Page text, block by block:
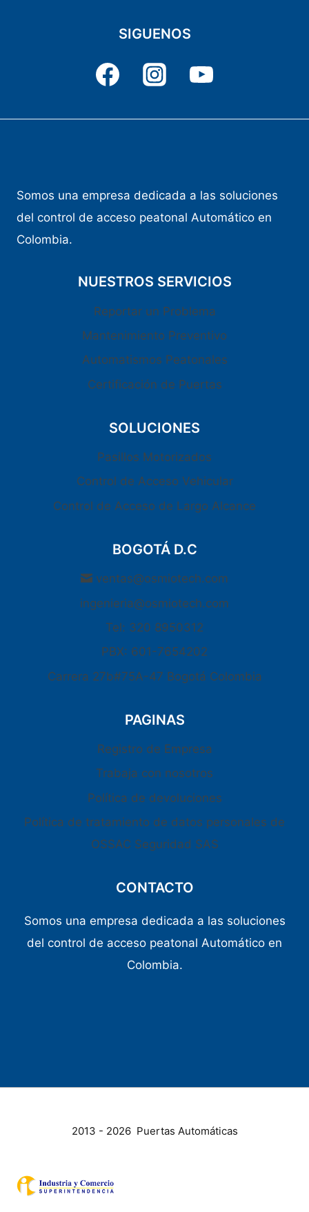
SIGUENOS
Somos una empresa dedicada a las soluciones
del control de acceso peatonal Automático en
Colombia.
NUESTROS SERVICIOS
Reportar un Problema
Mantenimiento Preventivo
Automatismos Peatonales
Certificación de Puertas
SOLUCIONES
Pasillos Motorizados
Control de Acceso Vehicular
Control de Acceso de Largo Alcance
BOGOTÁ D.C
ventas@osmiotech.com
ingenieria@osmiotech.com
Tel: 320 8950312
PBX: 601-7654202
Carrera 27b#75A-47 Bogotá Colombia
PAGINAS
Registro de Empresa
Trabaja con nosotros
Política de devoluciones
Política de tratamiento de datos personales de
OSSAC Seguridad SAS
CONTACTO
Somos una empresa dedicada a las soluciones
del control de acceso peatonal Automático en
Colombia.
2013 - 2026 Puertas Automáticas